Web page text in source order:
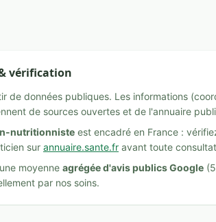
vérification
de données publiques. Les informations
de sources ouvertes et de l'annuaire
nutritionniste est encadré en France :
sur annuaire.sante.fr avant toute
moyenne agrégée d'avis publics Google
par nos soins.